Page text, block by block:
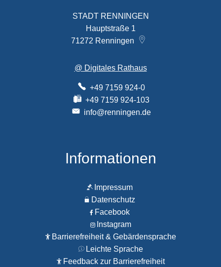
STADT RENNINGEN
Hauptstraße 1
71272 Renningen
@ Digitales Rathaus
+49 7159 924-0
+49 7159 924-103
info@renningen.de
Informationen
Impressum
Datenschutz
Facebook
Instagram
Barrierefreiheit & Gebärdensprache
Leichte Sprache
Feedback zur Barrierefreiheit